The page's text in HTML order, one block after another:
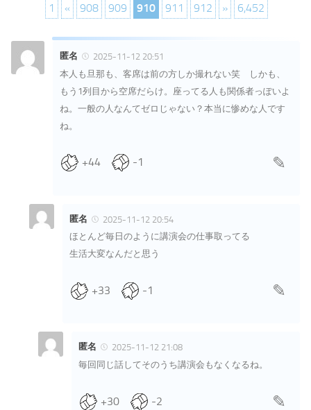
1 « 908 909 910 911 912 » 6,452
匿名
2025-11-12 20:51
本人も旦那も、客席は前の方しか撮れない笑 しかも、
もう1列目から空席だらけ。座ってる人も関係者っぽいよ
ね。一般の人なんてゼロじゃない？本当に惨めな人です
ね。
+44 -1
匿名
2025-11-12 20:54
ほとんど毎日のように講演会の仕事取ってる
生活大変なんだと思う
+33 -1
匿名
2025-11-12 21:08
毎回同じ話してそのうち講演会もなくなるね。
+30 -2